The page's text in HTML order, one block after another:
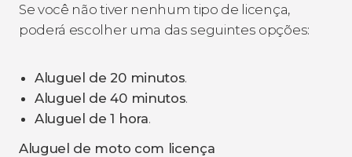
Se você não tiver nenhum tipo de licença,
poderá escolher uma das seguintes opções:
Aluguel de 20 minutos.
Aluguel de 40 minutos.
Aluguel de 1 hora.
Aluguel de moto com licença